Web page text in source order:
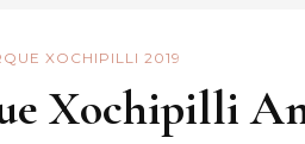
XOCHIPILLI 2019
Xochipilli